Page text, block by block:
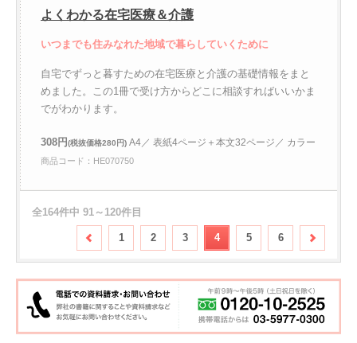
よくわかる在宅医療＆介護
いつまでも住みなれた地域で暮らしていくために
自宅でずっと暮すための在宅医療と介護の基礎情報をまと
めました。この1冊で受け方からどこに相談すればいいかま
でがわかります。
308円(税抜価格280円) A4／ 表紙4ページ＋本文32ページ／ カラー
商品コード：HE070750
全164件中 91～120件目
1 2 3 4 5 6